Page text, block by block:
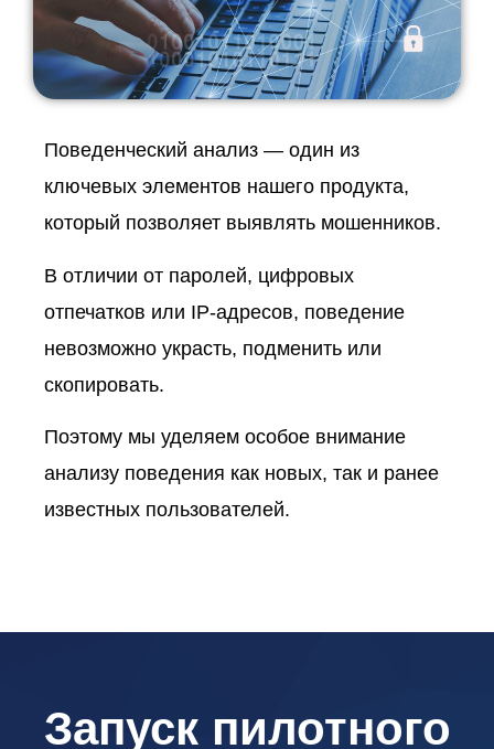
Поведенческий анализ — один из
ключевых элементов нашего продукта,
который позволяет выявлять мошенников.
В отличии от паролей, цифровых
отпечатков или IP-адресов, поведение
невозможно украсть, подменить или
скопировать.
Поэтому мы уделяем особое внимание
анализу поведения как новых, так и ранее
известных пользователей.
Запуск пилотного